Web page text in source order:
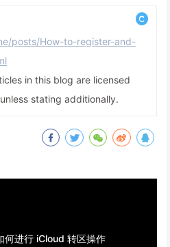
posts/How-to-register-and-
in this blog are licensed
unless stating additionally.
进行 iCloud 转区操作